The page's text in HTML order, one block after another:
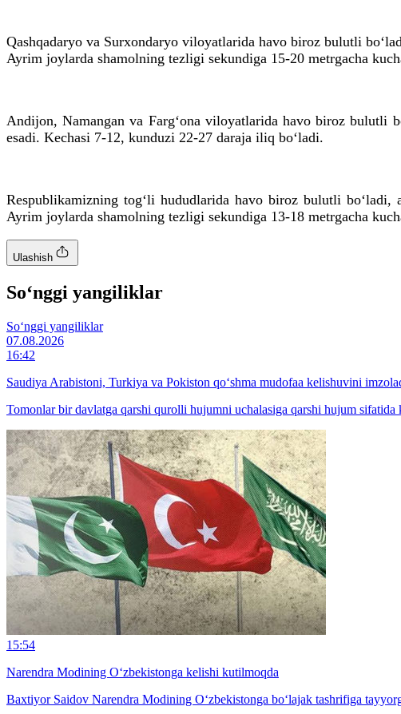
Qashqadaryo va Surxondaryo viloyatlarida havo biroz bulutli
Ayrim joylarda shamolning tezligi sekundiga 15-20 metrgacha
Andijon, Namangan va Farg‘ona viloyatlarida havo biroz bulutli
esadi. Kechasi 7-12, kunduzi 22-27 daraja iliq bo‘ladi.
Respublikamizning tog‘li hududlarida havo biroz bulutli bo‘ladi,
Ayrim joylarda shamolning tezligi sekundiga 13-18 metrgacha
Ulashish
So‘nggi yangiliklar
So‘nggi yangiliklar
07.08.2026
16:42
Saudiya Arabistoni, Turkiya va Pokiston qo‘shma mudofaa kelishuvini
Tomonlar bir davlatga qarshi qurolli hujumni uchalasiga qarshi hujum sifatida
15:54
Narendra Modining O‘zbekistonga kelishi kutilmoqda
Baxtiyor Saidov Narendra Modining O‘zbekistonga bo‘lajak tashrifiga